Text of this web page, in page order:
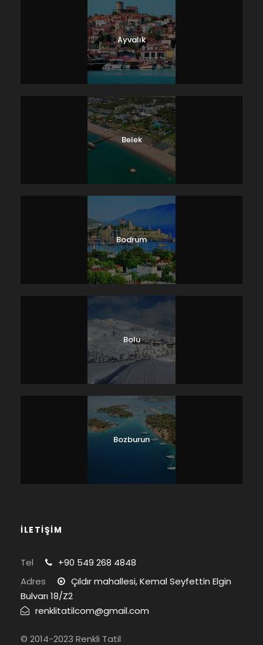
Ayvalık
Belek
Bodrum
Bolu
Bozburun
İLETİŞİM
Tel
+90 549 268 4848
Adres
Çıldır mahallesi, Kemal Seyfettin Elgin
Bulvarı 18/Z2
renklitatilcom@gmail.com
© 2014-2023 Renkli Tatil